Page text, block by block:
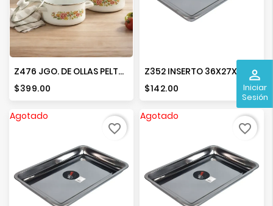
perm_identity
Iniciar
Sesión
Z476 JGO. DE OLLAS PELTRE 16-24
Precio
$399.00
Z352 INSERTO 36X27X4.8
Precio
$142.00
Agotado
favorite_border
Agotado
favorite_border